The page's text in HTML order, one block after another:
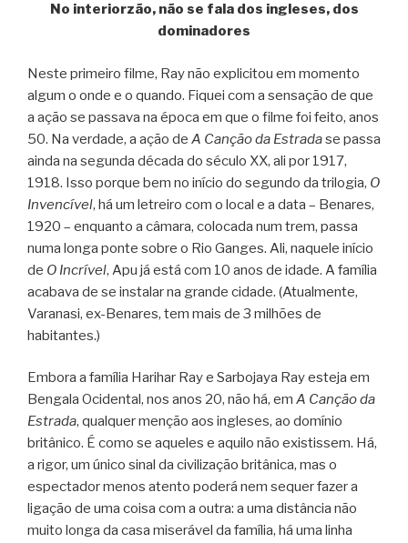
No interiorzão, não se fala dos ingleses, dos
dominadores
Neste primeiro filme, Ray não explicitou em momento
algum o onde e o quando. Fiquei com a sensação de que
a ação se passava na época em que o filme foi feito, anos
50. Na verdade, a ação de A Canção da Estradase passa
ainda na segunda década do século XX, ali por 1917,
1918. Isso porque bem no início do segundo da trilogia, O
Invencível, há um letreiro com o local e a data – Benares,
1920 – enquanto a câmara, colocada num trem, passa
numa longa ponte sobre o Rio Ganges. Ali, naquele início
de O Incrível, Apu já está com 10 anos de idade. A família
acabava de se instalar na grande cidade. (Atualmente,
Varanasi, ex-Benares, tem mais de 3 milhões de
habitantes.)
Embora a família Harihar Ray e Sarbojaya Ray esteja em
Bengala Ocidental, nos anos 20, não há, em A Canção da
Estrada, qualquer menção aos ingleses, ao domínio
britânico. É como se aqueles e aquilo não existissem. Há,
a rigor, um único sinal da civilização britânica, mas o
espectador menos atento poderá nem sequer fazer a
ligação de uma coisa com a outra: a uma distância não
muito longa da casa miserável da família, há uma linha